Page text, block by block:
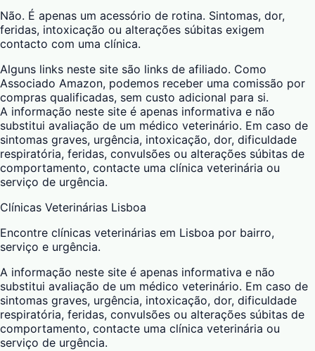
Não. É apenas um acessório de rotina. Sintomas, dor,
feridas, intoxicação ou alterações súbitas exigem
contacto com uma clínica.
Alguns links neste site são links de afiliado. Como
Associado Amazon, podemos receber uma comissão por
compras qualificadas, sem custo adicional para si.
A informação neste site é apenas informativa e não
substitui avaliação de um médico veterinário. Em caso de
sintomas graves, urgência, intoxicação, dor, dificuldade
respiratória, feridas, convulsões ou alterações súbitas de
comportamento, contacte uma clínica veterinária ou
serviço de urgência.
Clínicas Veterinárias Lisboa
Encontre clínicas veterinárias em Lisboa por bairro,
serviço e urgência.
A informação neste site é apenas informativa e não
substitui avaliação de um médico veterinário. Em caso de
sintomas graves, urgência, intoxicação, dor, dificuldade
respiratória, feridas, convulsões ou alterações súbitas de
comportamento, contacte uma clínica veterinária ou
serviço de urgência.